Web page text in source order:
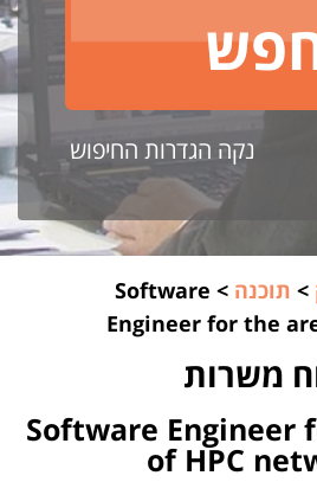
נקה הגדרות החיפוש
> תוכנה >
Software
Engineer for the
משרות
Software Engineer
of HPC